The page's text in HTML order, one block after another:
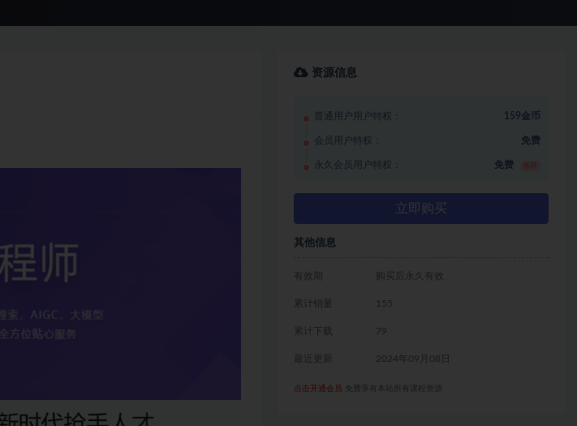
资源信息
普通用户用户特权： 159金币
会员用户特权： 免费
永久会员用户特权： 免费
立即购买
其他信息
有效期 购买后永久有效
累计销量 155
累计下载 79
最近更新 2024年09月08日
点击开通会员 免费享有本站所有课程资源